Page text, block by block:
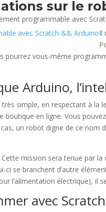
sur le
Il
pourrez vous-même
Arduino,
simple, en respectant à la
en ligne. Vous
un robot digne de ce
Cette mission sera tenue par
ci se branchent d’autre
l’alimentation électrique), il
avec